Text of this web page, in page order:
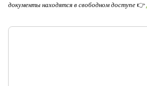
документы находятся в свободном доступе 👉